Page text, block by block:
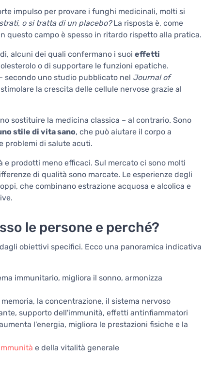
impulso per provare i funghi medicinali, molti si
o si tratta di un placebo?La risposta è, come
questo campo è spesso in ritardo rispetto alla pratica.
alcuni dei quali confermano i suoi effetti
o di supportare le funzioni epatiche.
secondo uno studio pubblicato nel Journal of
la crescita delle cellule nervose grazie al
sostituire la medicina classica – al contrario. Sono
stile di vita sano, che può aiutare il corpo a
problemi di salute acuti.
prodotti meno efficaci. Sul mercato ci sono molti
di qualità sono marcate. Le esperienze degli
che combinano estrazione acquosa e alcolica e
le persone e perché?
obiettivi specifici. Ecco una panoramica indicativa
immunitario, migliora il sonno, armonizza
la concentrazione, il sistema nervoso
supporto dell'immunità, effetti antinfiammatori
l'energia, migliora le prestazioni fisiche e la
e della vitalità generale